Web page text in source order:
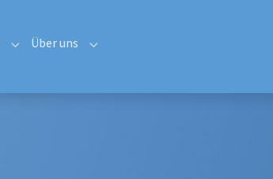
Submenu for "Sportbereiche"
Über uns Submenu for "Über uns"